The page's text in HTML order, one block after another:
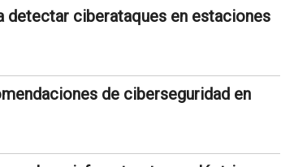
detectar ciberataques en estaciones
de ciberseguridad en